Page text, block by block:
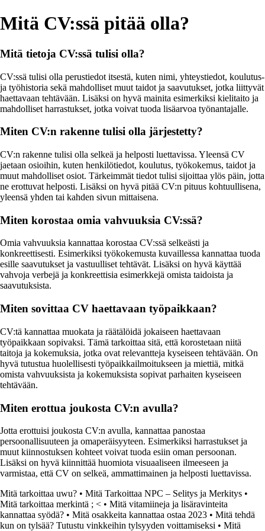
Mitä CV:ssä pitää olla?
Mitä tietoja CV:ssä tulisi olla?
CV:ssä tulisi olla perustiedot itsestä, kuten nimi, yhteystiedot, koulutus-
ja työhistoria sekä mahdolliset muut taidot ja saavutukset, jotka liittyvät
haettavaan tehtävään. Lisäksi on hyvä mainita esimerkiksi kielitaito ja
mahdolliset harrastukset, jotka voivat tuoda lisäarvoa työnantajalle.
Miten CV:n rakenne tulisi olla järjestetty?
CV:n rakenne tulisi olla selkeä ja helposti luettavissa. Yleensä CV
jaetaan osioihin, kuten henkilötiedot, koulutus, työkokemus, taidot ja
muut mahdolliset osiot. Tärkeimmät tiedot tulisi sijoittaa ylös päin, jotta
ne erottuvat helposti. Lisäksi on hyvä pitää CV:n pituus kohtuullisena,
yleensä yhden tai kahden sivun mittaisena.
Miten korostaa omia vahvuuksia CV:ssä?
Omia vahvuuksia kannattaa korostaa CV:ssä selkeästi ja
konkreettisesti. Esimerkiksi työkokemusta kuvaillessa kannattaa tuoda
esille saavutukset ja vastuulliset tehtävät. Lisäksi on hyvä käyttää
vahvoja verbejä ja konkreettisia esimerkkejä omista taidoista ja
saavutuksista.
Miten sovittaa CV haettavaan työpaikkaan?
CV:tä kannattaa muokata ja räätälöidä jokaiseen haettavaan
työpaikkaan sopivaksi. Tämä tarkoittaa sitä, että korostetaan niitä
taitoja ja kokemuksia, jotka ovat relevantteja kyseiseen tehtävään. On
hyvä tutustua huolellisesti työpaikkailmoitukseen ja miettiä, mitkä
omista vahvuuksista ja kokemuksista sopivat parhaiten kyseiseen
tehtävään.
Miten erottua joukosta CV:n avulla?
Jotta erottuisi joukosta CV:n avulla, kannattaa panostaa
persoonallisuuteen ja omaperäisyyteen. Esimerkiksi harrastukset ja
muut kiinnostuksen kohteet voivat tuoda esiin oman persoonan.
Lisäksi on hyvä kiinnittää huomiota visuaaliseen ilmeeseen ja
varmistaa, että CV on selkeä, ammattimainen ja helposti luettavissa.
Mitä tarkoittaa uwu? • Mitä Tarkoittaa NPC – Selitys ja Merkitys •
Mitä tarkoittaa merkintä ; < • Mitä vitamiineja ja lisäravinteita
kannattaa syödä? • Mitä osakkeita kannattaa ostaa 2023 • Mitä tehdä
kun on tylsää? Tutustu vinkkeihin tylsyyden voittamiseksi • Mitä